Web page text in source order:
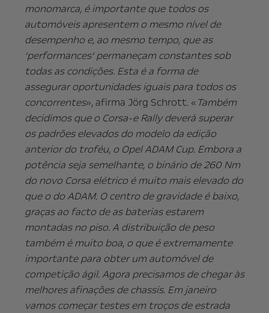
monomarca, é importante que todos os
automóveis apresentem o mesmo nível de
desempenho e, ao mesmo tempo, que as
‘performances’ permaneçam constantes sob
todas as condições. Esta é a forma de
assegurar oportunidades iguais para todos os
concorrentes», afirma Jörg Schrott. «Também
decidimos que o Corsa-e Rally deverá superar
os padrões elevados do modelo da edição
anterior do troféu, o Opel ADAM Cup. Embora a
potência seja semelhante, o binário de 260 Nm
do novo Corsa elétrico é muito mais elevado do
que o do ADAM. O centro de gravidade é baixo,
graças ao facto de as baterias estarem
montadas no piso. A distribuição de peso
também é muito boa, o que é extremamente
importante para obter um automóvel de
competição ágil. Agora precisamos de chegar às
melhores afinações de chassis. Em janeiro
vamos começar testes em troços de estrada